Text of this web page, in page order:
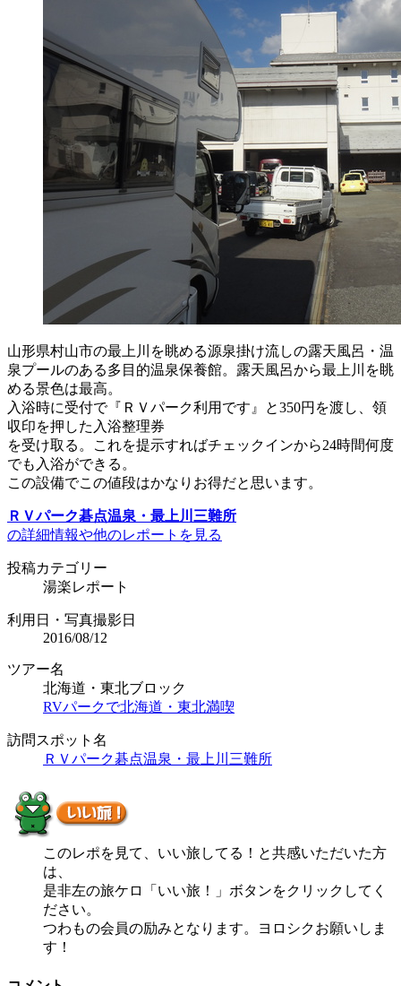
山形県村山市の最上川を眺める源泉掛け流しの露天風呂・温
泉プールのある多目的温泉保養館。露天風呂から最上川を眺
める景色は最高。
入浴時に受付で『ＲＶパーク利用です』と350円を渡し、領
収印を押した入浴整理券
を受け取る。これを提示すればチェックインから24時間何度
でも入浴ができる。
この設備でこの値段はかなりお得だと思います。
ＲＶパーク碁点温泉・最上川三難所
の詳細情報や他のレポートを見る
投稿カテゴリー
湯楽レポート
利用日・写真撮影日
2016/08/12
ツアー名
北海道・東北ブロック
RVパークで北海道・東北満喫
訪問スポット名
ＲＶパーク碁点温泉・最上川三難所
このレポを見て、いい旅してる！と共感いただいた方
は、
是非左の旅ケロ「いい旅！」ボタンをクリックしてく
ださい。
つわもの会員の励みとなります。ヨロシクお願いしま
す！